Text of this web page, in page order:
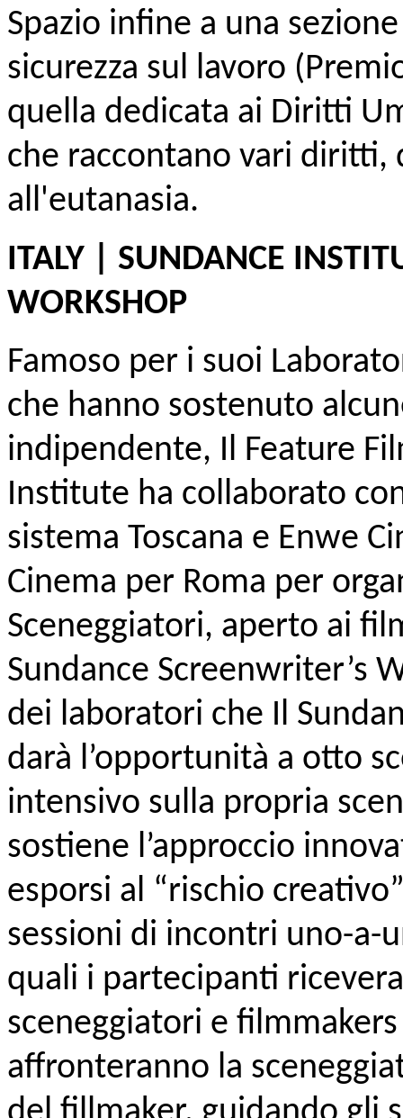
Spazio infine a una
sicurezza sul lavoro
quella dedicata ai Diritti
che raccontano vari diritti,
all'eutanasia.
ITALY | SUNDANCE
WORKSHOP
Famoso per i suoi
che hanno sostenuto
indipendente, Il Feature
Institute ha collaborato
sistema Toscana e Enwe
Cinema per Roma per
Sceneggiatori, aperto ai
Sundance Screenwriter’s
dei laboratori che Il
darà l’opportunità a otto
intensivo sulla propria
sostiene l’approccio
esporsi al “rischio
sessioni di incontri uno-a-
quali i partecipanti
sceneggiatori e
affronteranno la